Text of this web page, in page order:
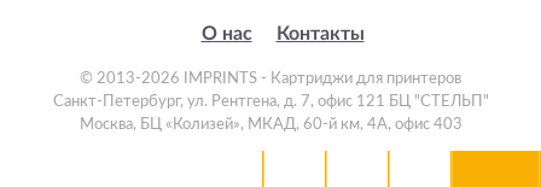
О нас Контакты
© 2013-2026 IMPRINTS - Картриджи для принтеров
Санкт-Петербург, ул. Рентгена, д. 7, офис 121 БЦ "СТЕЛЬП"
Москва, БЦ «Колизей», МКАД, 60-й км, 4А, офис 403